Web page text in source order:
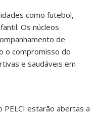
como futebol,
Os núcleos
de
o compromisso do
e saudáveis em
PELCI estarão abertas a